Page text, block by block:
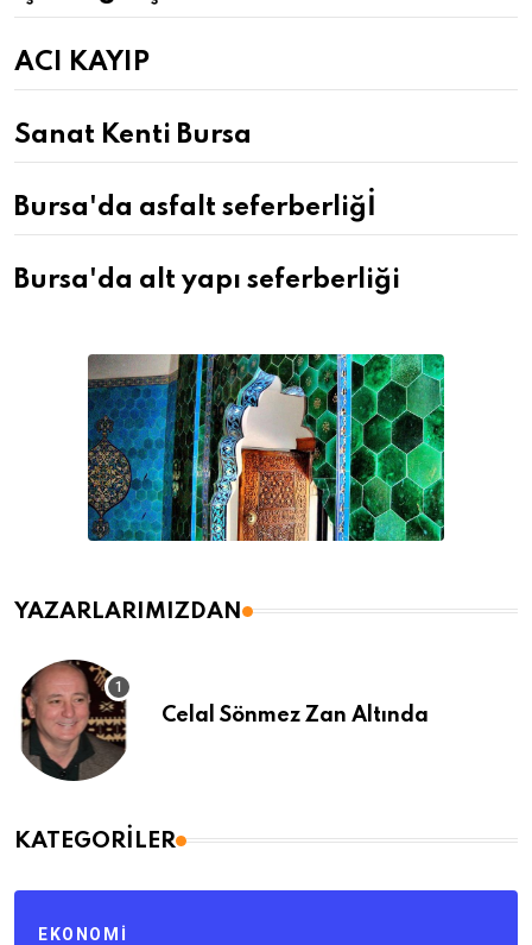
ACI KAYIP
Sanat Kenti Bursa
Bursa'da asfalt seferberliğİ
Bursa'da alt yapı seferberliği
YAZARLARIMIZDAN
Celal Sönmez Zan Altında
KATEGORILER
EKONOMI